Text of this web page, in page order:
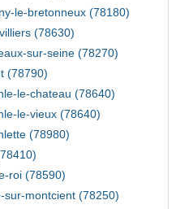
le-bretonneux (78180)
(78630)
sur-seine (78270)
(78790)
le-chateau (78640)
le-vieux (78640)
(78980)
roi (78590)
sur-montcient (78250)